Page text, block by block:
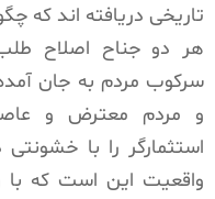
هر دو جناح اصلاح
سرکوب مردم به جان
و مردم معترض و
استثمارگر را با